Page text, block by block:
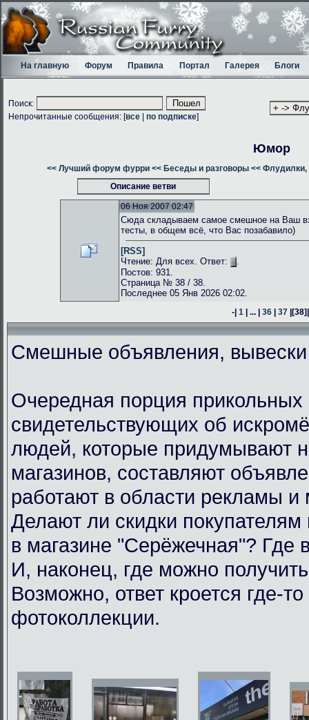
На главную Форум Правила Портал Галерея Блоги
Поиск:
Непрочитанные сообщения: [все по подписке]
Юмор
<< Лучший форум фурри << Беседы и разговоры << Флудилки,
Описание ветви
06 Ноя 2007 02:47
Сюда складываем самое смешное на Ваш
тесты, в общем всё, что Вас позабавило)
[RSS]
Чтение: Для всех. Ответ:
.
Постов: 931.
Страница № 38 / 38.
Последнее 05 Янв 2026 02:02.
-| 1 | ... | 36 | 37 |[38]
Смешные объявления,
Очередная порция прикольных
свидетельствующих об
людей, которые придумывают
магазинов, составляют
работают в области рекламы и
Делают ли скидки
в магазине "Серёжечная"? Где
И, наконец, где можно
Возможно, ответ кроется где-то
фотоколлекции.